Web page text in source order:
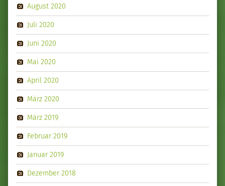
August 2020
Juli 2020
Juni 2020
Mai 2020
April 2020
März 2020
März 2019
Februar 2019
Januar 2019
Dezember 2018